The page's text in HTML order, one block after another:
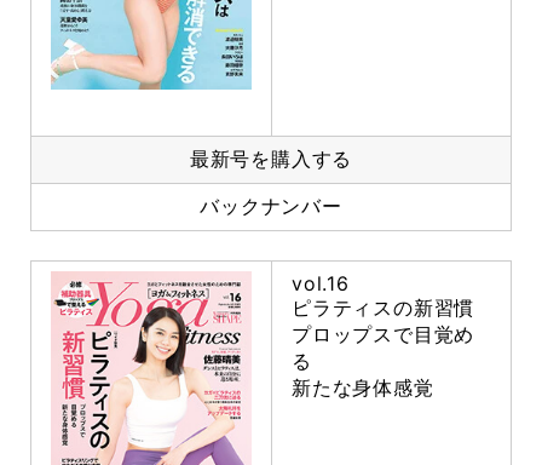
最新号を購入する
バックナンバー
vol.16
ピラティスの新習慣
プロップスで目覚め
る
新たな身体感覚